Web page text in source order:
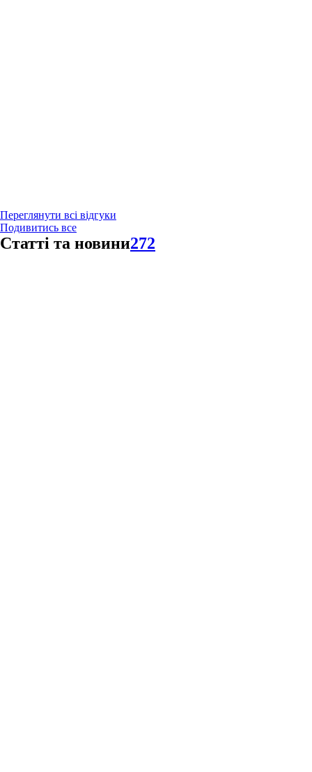
Переглянути всі відгуки
Подивитись все
Статті та новини272